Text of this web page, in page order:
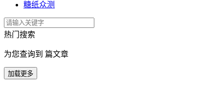
糖纸众测
热门搜索
为您查询到 篇文章
加载更多